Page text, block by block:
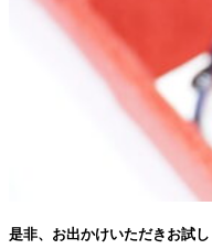
是非、お出かけいただきお試し